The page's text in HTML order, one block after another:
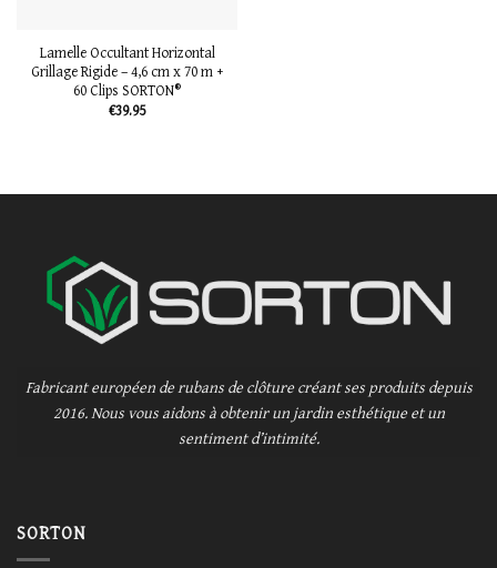
Lamelle Occultant Horizontal
Grillage Rigide – 4,6 cm x 70 m +
60 Clips SORTON®
€39.95
Fabricant européen de rubans de clôture créant ses produits depuis
2016. Nous vous aidons à obtenir un jardin esthétique et un
sentiment d’intimité.
SORTON